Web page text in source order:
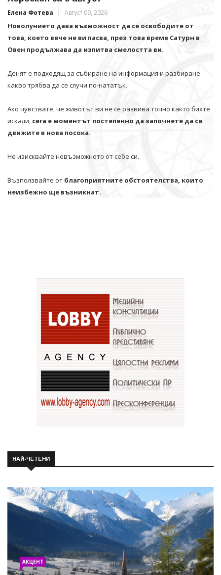
Елена Фотева Август 09, 2026
Новолунието дава възможност да се освободите от
това, което вече не ви пасва, през това време Сатурн в
Овен продължава да изпитва смелостта ви.
Денят е подходящ за събиране на информация и разбиране
какво трябва да се случи по-нататък.
Ако чувствате, че животът ви не се развива точно както бихте
искали, сега е моментът постепенно да започнете да се
движите в нова посока.
Не изисквайте невъзможното от себе си.
Възползвайте от благоприятните обстоятелства, които
неизбежно ще възникнат.
НАЙ-ЧЕТЕНИ
АКЦЕНТ